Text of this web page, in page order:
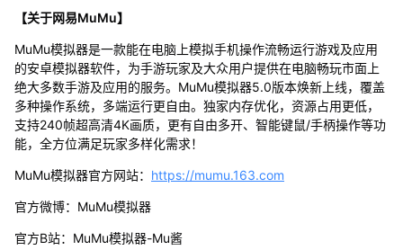
【关于网易MuMu】
MuMu模拟器是一款能在电脑上模拟手机操作流畅运行游戏及应用
的安卓模拟器软件，为手游玩家及大众用户提供在电脑畅玩市面上
绝大多数手游及应用的服务。MuMu模拟器5.0版本焕新上线，覆盖
多种操作系统，多端运行更自由。独家内存优化，资源占用更低，
支持240帧超高清4K画质，更有自由多开、智能键鼠/手柄操作等功
能，全方位满足玩家多样化需求！
MuMu模拟器官方网站： https://mumu.163.com
官方微博：MuMu模拟器
官方B站：MuMu模拟器-Mu酱